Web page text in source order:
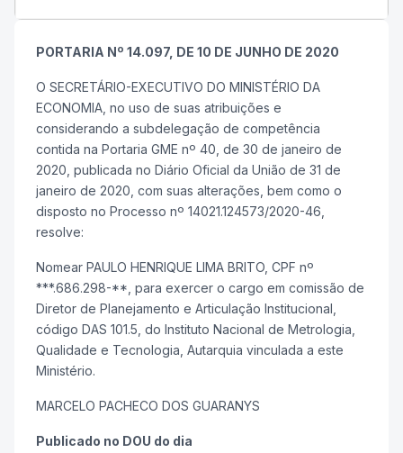
PORTARIA Nº 14.097, DE 10 DE JUNHO DE 2020
O SECRETÁRIO-EXECUTIVO DO MINISTÉRIO DA
ECONOMIA, no uso de suas atribuições e
considerando a subdelegação de competência
contida na Portaria GME nº 40, de 30 de janeiro de
2020, publicada no Diário Oficial da União de 31 de
janeiro de 2020, com suas alterações, bem como o
disposto no Processo nº 14021.124573/2020-46,
resolve:
Nomear PAULO HENRIQUE LIMA BRITO, CPF nº
***.686.298-**, para exercer o cargo em comissão de
Diretor de Planejamento e Articulação Institucional,
código DAS 101.5, do Instituto Nacional de Metrologia,
Qualidade e Tecnologia, Autarquia vinculada a este
Ministério.
MARCELO PACHECO DOS GUARANYS
Publicado no DOU do dia